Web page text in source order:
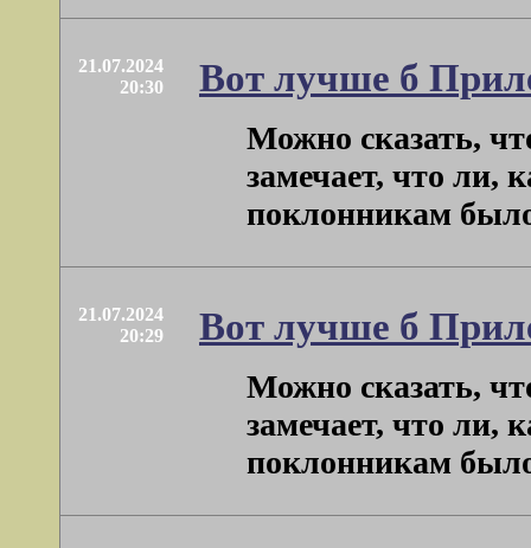
21.07.2024
20:30
Вот лучше б
Можно сказать,
замечает, что ли,
поклонникам
21.07.2024
20:29
Вот лучше б
Можно сказать,
замечает, что ли,
поклонникам